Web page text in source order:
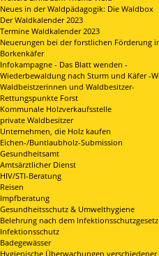
Neues in der Waldpädagogik: Die Waldbox
Der Waldkalender 2023
Termine Waldkalender 2023
Neuerungen bei der forstlichen Förderung
Borkenkäfer
Infokampagne - Das Blatt wenden -
Wiederbewaldung nach Sturm und Käfer -
Waldbeistzerinnen und Waldbesitzer-
Rettungspunkte Forst
Kommunale Holzverkaufsstelle
private Waldbesitzer
Unternehmen, die Holz kaufen
Eichen-/Buntlaubholz-Submission
Gesundheitsamt
Amtsärztlicher Dienst
HIV/STI-Beratung
Reisen
Impfberatung
Gesundheitsschutz & Umwelthygiene
Belehrung nach dem Infektionsschutzgesetz
Infektionsschutz
Badegewässer
Hygienische Überwachungen